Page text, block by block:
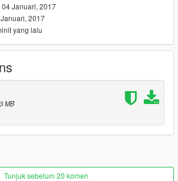
04 Januari, 2017
2017
yang lalu
MB
Tunjuk sebelum 20 komen